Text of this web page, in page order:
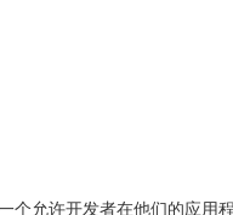
个允许开发者在他们的应用